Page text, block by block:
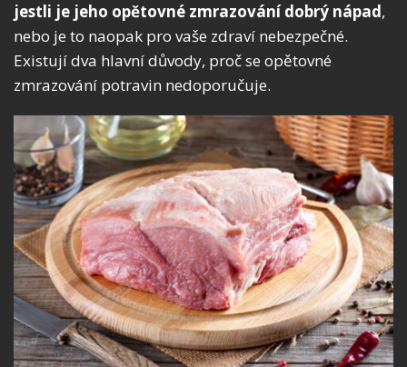
jestli je jeho opětovné zmrazování dobrý nápad,
nebo je to naopak pro vaše zdraví nebezpečné.
Existují dva hlavní důvody, proč se opětovné
zmrazování potravin nedoporučuje.